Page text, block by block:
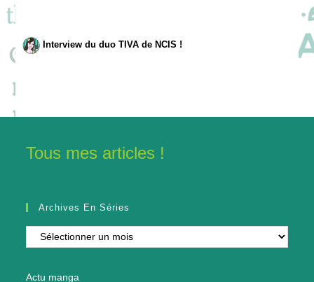
Interview du duo TIVA de NCIS !
Tous mes articles !
Archives En Séries
Archives
en
Actu manga